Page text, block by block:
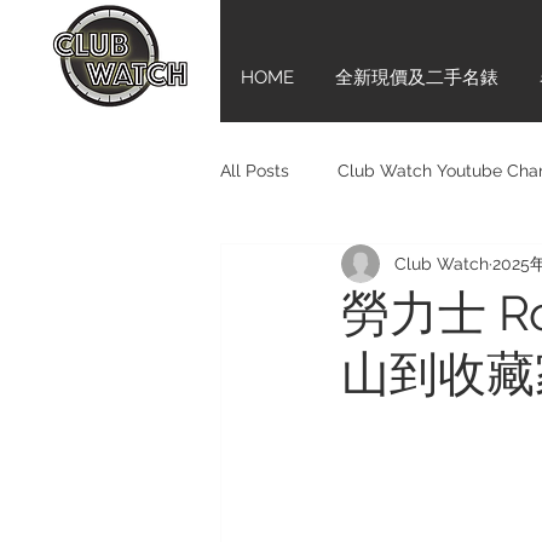
HOME 全新現價及二手名錶
All Posts Club Watch Youtube
Audemars Piguet Tudor
Girard-Perregaux 新手上路
勞力士
山到收
Club Watch2025